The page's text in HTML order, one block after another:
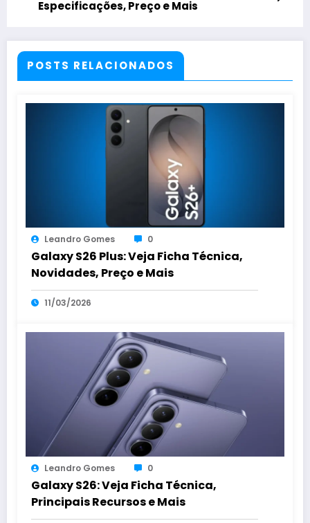
Especificações, Preço e Mais
POSTS RELACIONADOS
Leandro Gomes 0
Galaxy S26 Plus: Veja Ficha Técnica,
Novidades, Preço e Mais
11/03/2026
Leandro Gomes 0
Galaxy S26: Veja Ficha Técnica,
Principais Recursos e Mais